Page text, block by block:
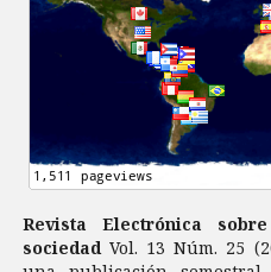
Revista Electrónica
sociedad Vol. 13 Núm. 25